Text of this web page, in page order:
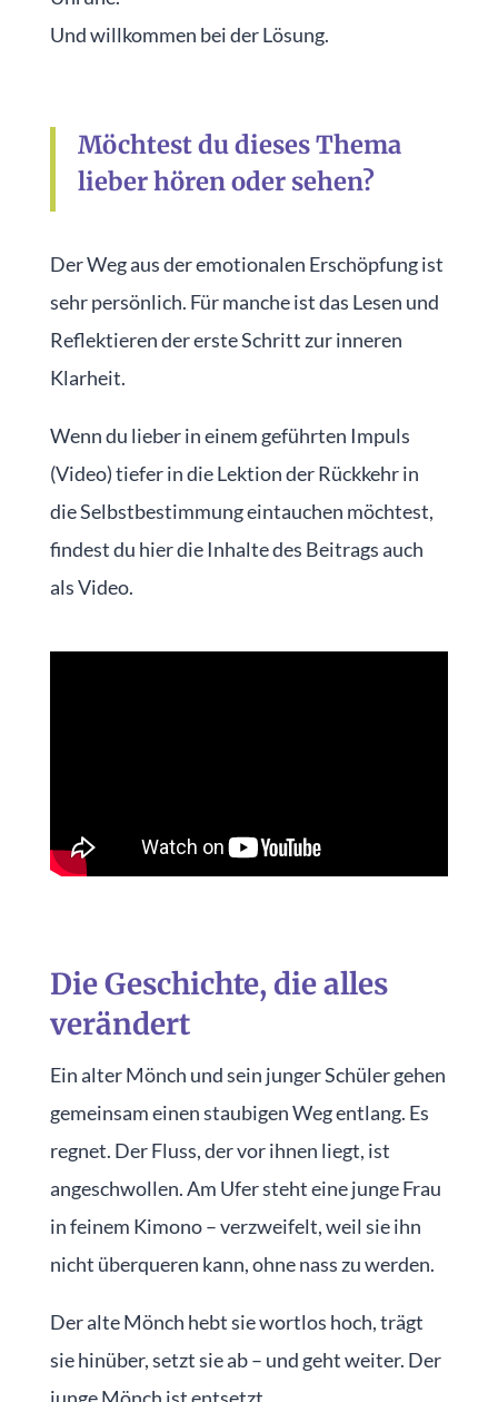
Und willkommen bei der Lösung.
Möchtest du dieses Thema
lieber hören oder sehen?
Der Weg aus der emotionalen Erschöpfung ist
sehr persönlich. Für manche ist das Lesen und
Reflektieren der erste Schritt zur inneren
Klarheit.
Wenn du lieber in einem geführten Impuls
(Video) tiefer in die Lektion der Rückkehr in
die Selbstbestimmung eintauchen möchtest,
findest du hier die Inhalte des Beitrags auch
als Video.
Die Geschichte, die alles
verändert
Ein alter Mönch und sein junger Schüler gehen
gemeinsam einen staubigen Weg entlang. Es
regnet. Der Fluss, der vor ihnen liegt, ist
angeschwollen. Am Ufer steht eine junge Frau
in feinem Kimono – verzweifelt, weil sie ihn
nicht überqueren kann, ohne nass zu werden.
Der alte Mönch hebt sie wortlos hoch, trägt
sie hinüber, setzt sie ab – und geht weiter. Der